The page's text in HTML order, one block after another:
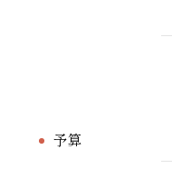
予算